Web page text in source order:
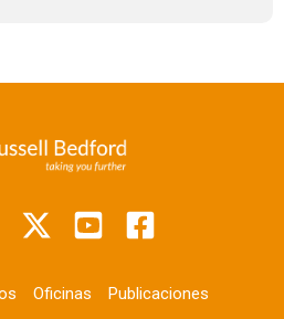
Oficinas Publicaciones